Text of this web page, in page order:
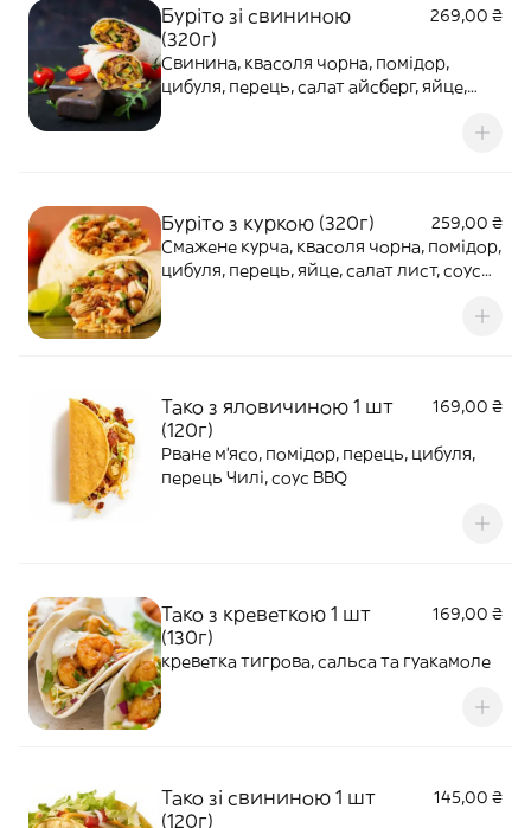
Буріто зі свининою
(320г)
269,00 ₴
Свинина, квасоля чорна, помідор,
цибуля, перець, салат айсберг, яйце,
Буріто з куркою (320г)
259,00 ₴
Смажене курча, квасоля чорна, помідор,
цибуля, перець, яйце, салат лист, соус
Тако з яловичиною 1 шт
(120г)
169,00 ₴
Рване м'ясо, помідор, перець, цибуля,
перець Чилі, соус BBQ
Тако з креветкою 1 шт
(130г)
169,00 ₴
креветка тигрова, сальса та гуакамоле
Тако зі свининою 1 шт
(120г)
145,00 ₴